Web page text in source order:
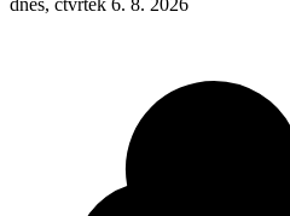
dnes, čtvrtek 6. 8. 2026